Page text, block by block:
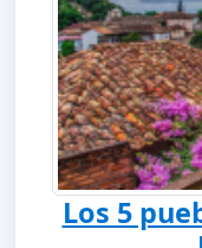
Los 5